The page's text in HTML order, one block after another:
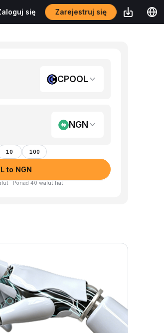
się Zarejestruj się
CPOOL
NGN
10 100
to NGN
· Ponad 40 walut fiat